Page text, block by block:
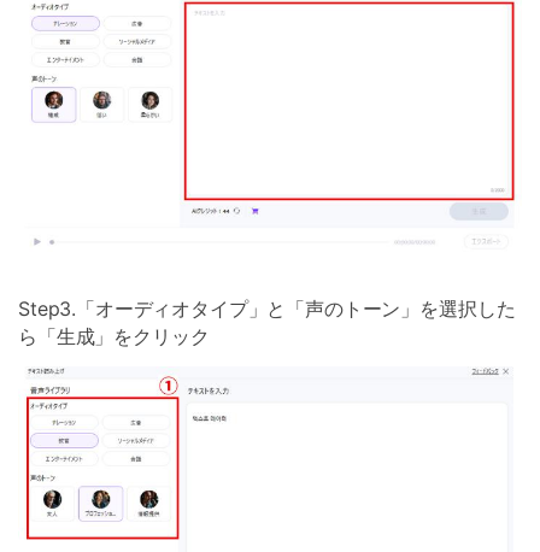
Step3.「オーディオタイプ」と「声のトーン」を選択した
ら「生成」をクリック